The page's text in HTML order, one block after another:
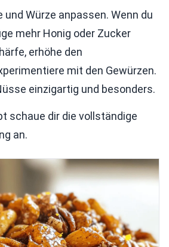
und Würze anpassen. Wenn du
mehr Honig oder Zucker
erhöhe den
mit den Gewürzen.
einzigartig und besonders.
schaue dir die vollständige
an.